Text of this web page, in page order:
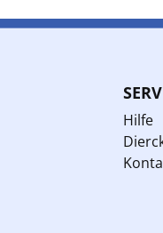
Hilfe